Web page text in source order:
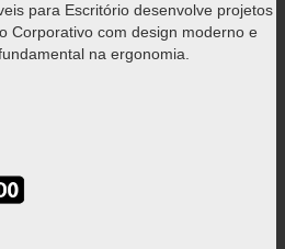
para Escritório desenvolve projetos
Corporativo com design moderno e
na ergonomia.